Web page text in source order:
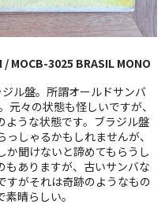
/ MOCB-3025 BRASIL MONO
ル盤。所謂オールドサンバ
元々の状態も怪しいですが、
ような状態です。ブラジル盤
しゃるかもしれませんが、
か聞けないと諦めてもらうし
もありますが、古いサンバな
すがそれは奇跡のようなもの
晴らしい。